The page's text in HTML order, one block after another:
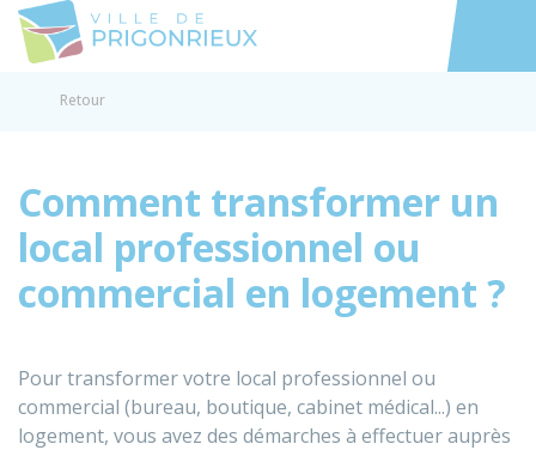
Accéder
Retour
Comment transformer un
local professionnel ou
commercial en logement ?
Pour transformer votre local professionnel ou
commercial (bureau, boutique, cabinet médical...) en
logement, vous avez des démarches à effectuer auprès